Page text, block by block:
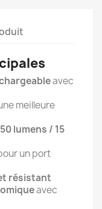
avec
meilleure
lumens / 15
un port
résistant
avec